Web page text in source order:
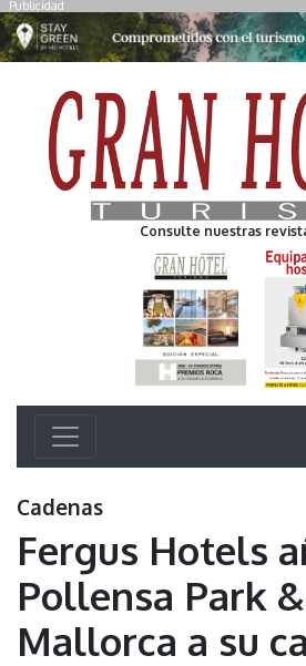
Publicidad
Consulte nuestras
Cadenas
Fergus Hotels
Pollensa Park
Mallorca a su